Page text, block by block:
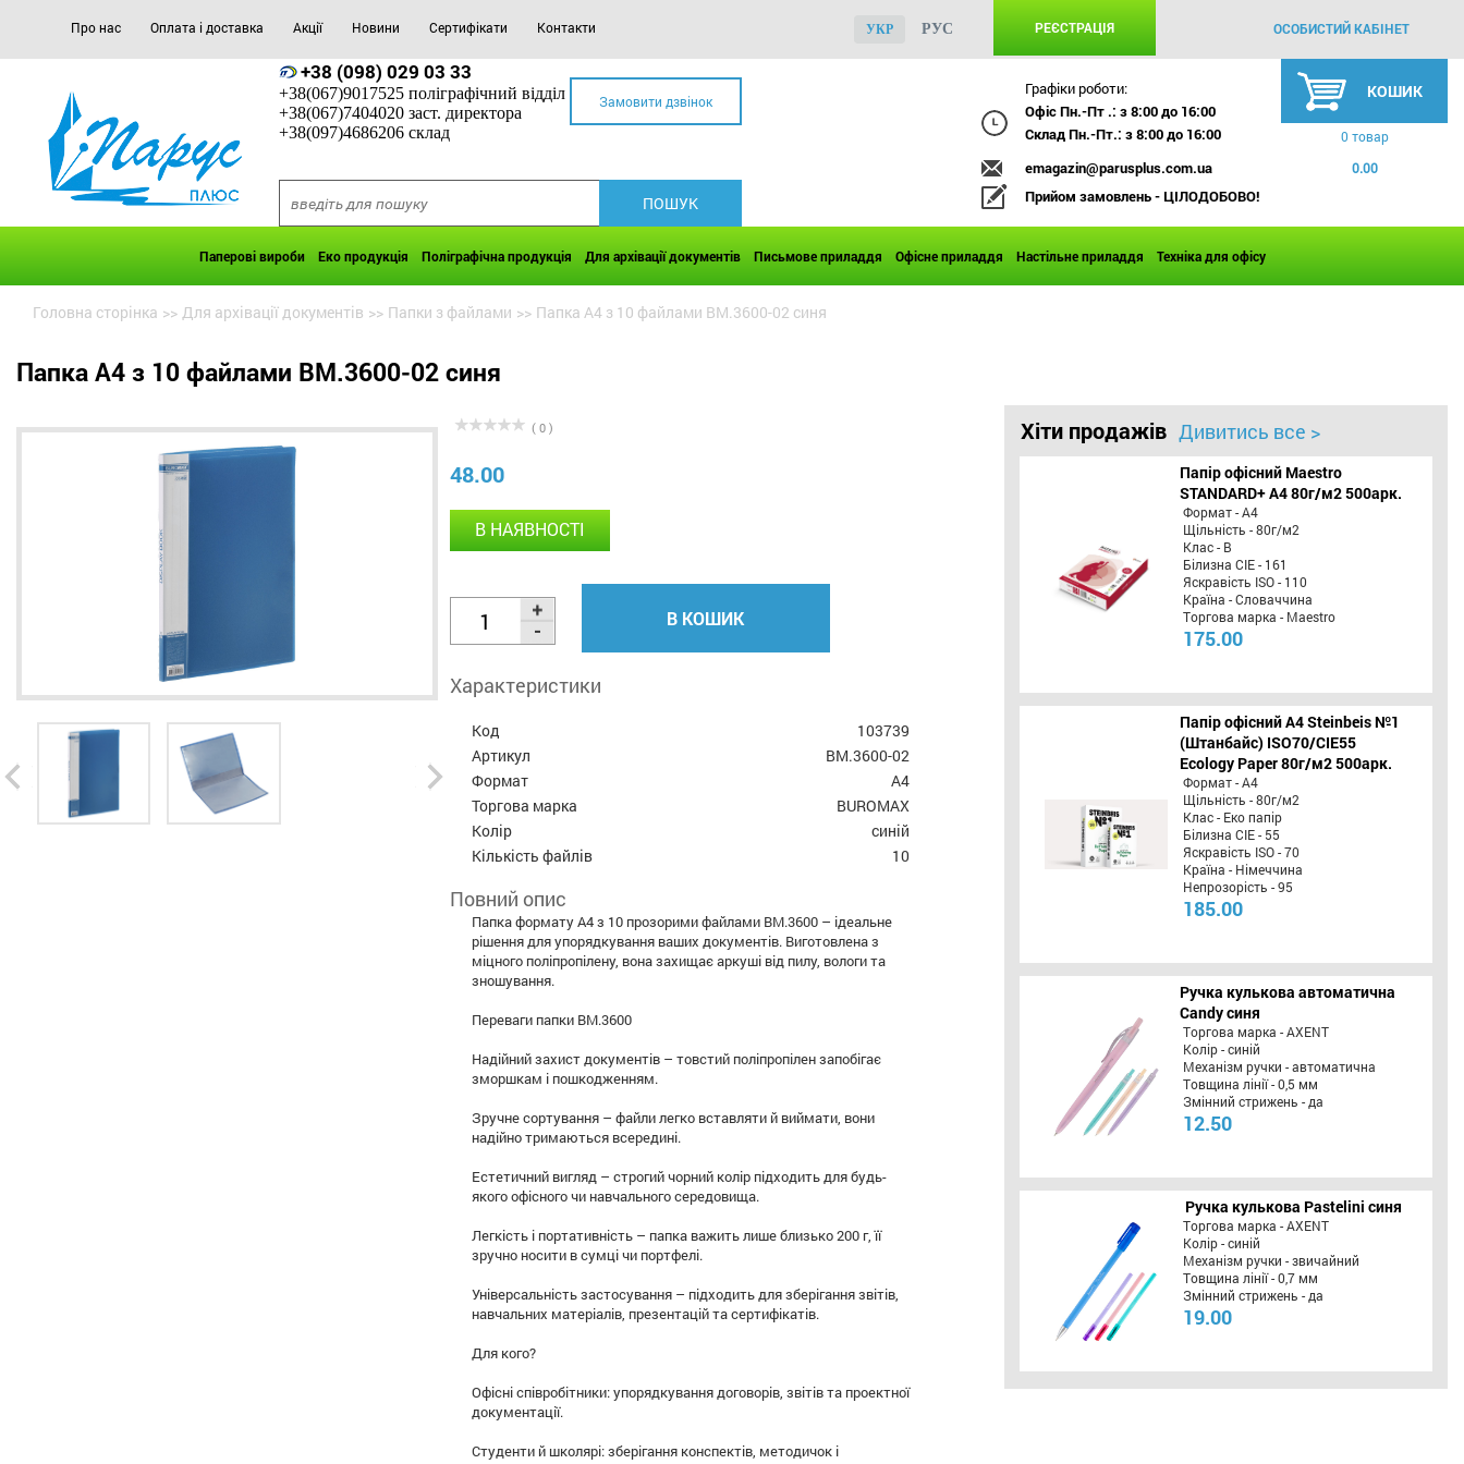
Про нас Оплата і доставка Акції Новини Сертифікати Контакти РЕЄСТРАЦІЯ ОСОБИСТИЙ КАБІНЕТ
УКР РУС
+38 (098) 029 03 33
+38(067)9017525 поліграфічний відділ
+38(067)7404020 заст. директора
+38(097)4686206 склад
Замовити дзвінок
Графіки роботи:
Офіс Пн.-Пт .: з 8:00 до 16:00
Склад Пн.-Пт.: з 8:00 до 16:00
emagazin@parusplus.com.ua
Прийом замовлень - ЦІЛОДОБОВО!
КОШИК
0 товар
0.00
Паперові вироби Еко продукція Поліграфічна продукція Для архівації документів Письмове приладдя Офісне приладдя Настільне приладдя Техніка для офісу
Головна сторінка >> Для архівації документів >> Папки з файлами >> Папка А4 з 10 файлами BM.3600-02 синя
Папка А4 з 10 файлами BM.3600-02 синя
( 0 )
48.00
В НАЯВНОСТІ
В КОШИК
Характеристики
Код
103739
Артикул
BM.3600-02
Формат
А4
Торгова марка
BUROMAX
Колір
синій
Кількість файлів
10
Повний опис
Папка формату A4 з 10 прозорими файлами BM.3600 – ідеальне
рішення для упорядкування ваших документів. Виготовлена з
міцного поліпропілену, вона захищає аркуші від пилу, вологи та
зношування.
Переваги папки BM.3600
Надійний захист документів – товстий поліпропілен запобігає
зморшкам і пошкодженням.
Зручне сортування – файли легко вставляти й виймати, вони
надійно тримаються всередині.
Естетичний вигляд – строгий чорний колір підходить для будь-
якого офісного чи навчального середовища.
Легкість і портативність – папка важить лише близько 200 г, її
зручно носити в сумці чи портфелі.
Універсальність застосування – підходить для зберігання звітів,
навчальних матеріалів, презентацій та сертифікатів.
Для кого?
Офісні співробітники: упорядкування договорів, звітів та проектної
документації.
Студенти й школярі: зберігання конспектів, методичок і
Хіти продажів Дивитись все >
Папір офісний Maestro
STANDARD+ А4 80г/м2 500арк.
Формат - А4
Щільність - 80г/м2
Клас - B
Білизна CIE - 161
Яскравість ISO - 110
Країна - Словаччина
Торгова марка - Maestro
175.00
Папір офісний A4 Steinbeis №1
(Штанбайс) ISO70/СІЕ55
Ecology Paper 80г/м2 500арк.
Формат - А4
Щільність - 80г/м2
Клас - Еко папір
Білизна CIE - 55
Яскравість ISO - 70
Країна - Німеччина
Непрозорість - 95
185.00
Ручка кулькова автоматична
Candy синя
Торгова марка - AXENT
Колір - синій
Механізм ручки - автоматична
Товщина лінії - 0,5 мм
Змінний стрижень - да
12.50
Ручка кулькова Pastelini синя
Торгова марка - AXENT
Колір - синій
Механізм ручки - звичайний
Товщина лінії - 0,7 мм
Змінний стрижень - да
19.00